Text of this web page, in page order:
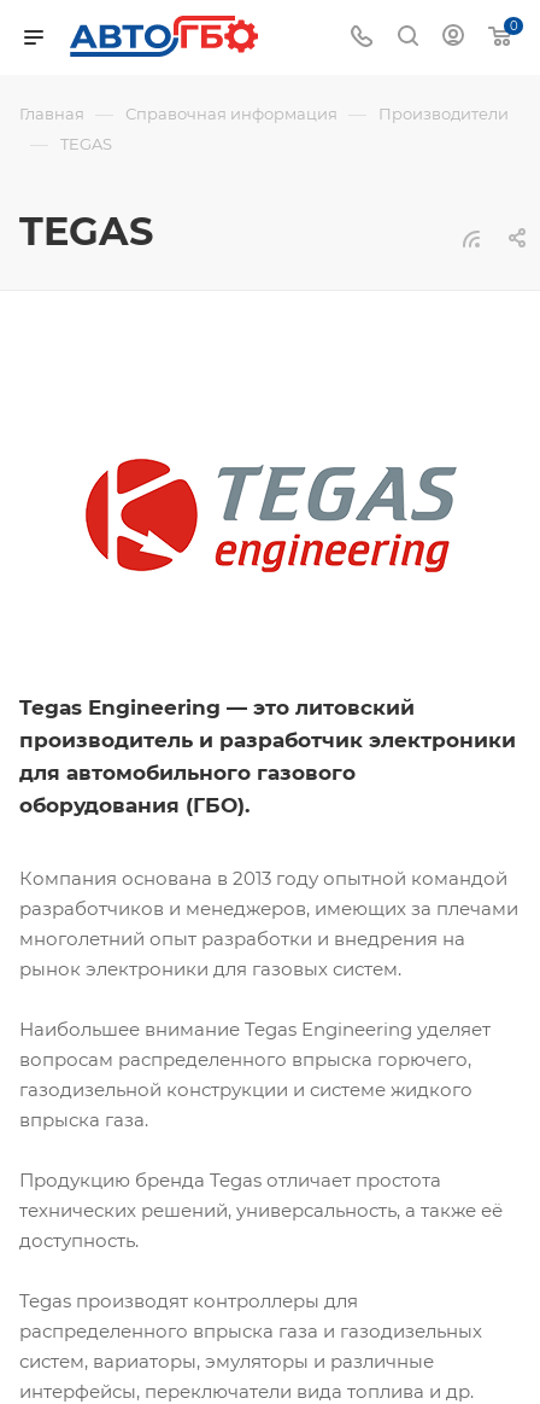
0
Главная — Справочная информация — Производители
— TEGAS
TEGAS
Tegas Engineering — это литовский
производитель и разработчик электроники
для автомобильного газового
оборудования (ГБО).
Компания основана в 2013 году опытной командой
разработчиков и менеджеров, имеющих за плечами
многолетний опыт разработки и внедрения на
рынок электроники для газовых систем.
Наибольшее внимание Tegas Engineering уделяет
вопросам распределенного впрыска горючего,
газодизельной конструкции и системе жидкого
впрыска газа.
Продукцию бренда Tegas отличает простота
технических решений, универсальность, а также её
доступность.
Tegas производят контроллеры для
распределенного впрыска газа и газодизельных
систем, вариаторы, эмуляторы и различные
интерфейсы, переключатели вида топлива и др.